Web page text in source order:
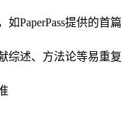
PaperPass提供的首篇
综述、方法论等易重复